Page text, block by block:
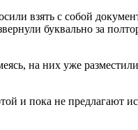
взять с собой
буквально за
на них уже
и пока не предлагают